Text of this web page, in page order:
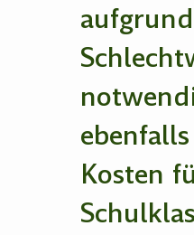
Kosten